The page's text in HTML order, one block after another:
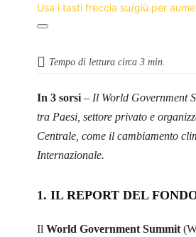
Usa i tasti freccia su/giù per
Tempo di lettura circa 3 min.
In 3 sorsi – Il World Government
tra Paesi, settore privato e
Centrale, come il cambiamento
Internazionale.
1. IL REPORT DEL
Il World Government Summit